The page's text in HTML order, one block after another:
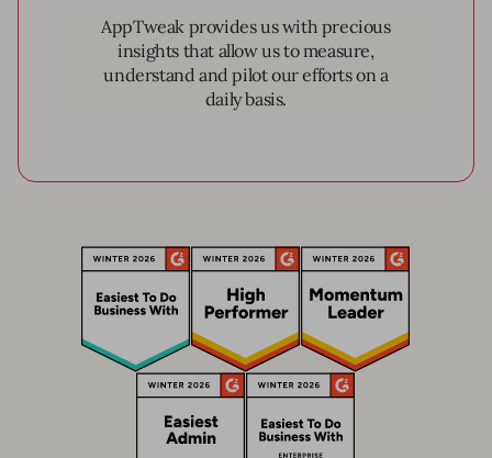
AppTweak provides us with precious
insights that allow us to measure,
understand and pilot our efforts on a
daily basis.